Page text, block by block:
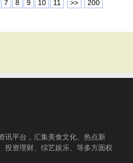
7 8 9 10 11 >> 200
讯平台，汇集美食文化、热点新
投资理财、综艺娱乐、等多方面权